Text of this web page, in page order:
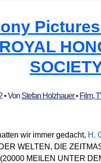
ROYAL
• Von Stefan Holzhauer• Film,
wir immer gedacht, H.
WELTEN, DIE
(20000 MEILEN UNTER